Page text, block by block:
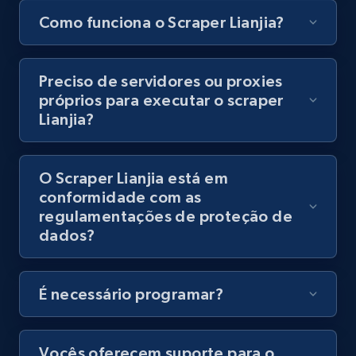
Youtube - Videos posts - Discovery records
URL, Title, Youtuber, Youtuber md5, Video url,
Video length, Likes, Views, and more.
Youtube - Videos posts - Discovery videos
URL, Title, Youtuber, Youtuber md5, Video url,
Video length, Likes, Views, and more.
8.1K+ 716+ Comece grátis
Como funciona o Scraper Lianjia?
Preciso de servidores ou proxies
próprios para executar o scraper
Lianjia?
O Scraper Lianjia está em
conformidade com as
regulamentações de proteção de
dados?
É necessário programar?